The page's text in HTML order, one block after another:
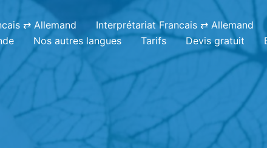
⇄ Allemand Interprétariat Francais ⇄ Allemand
Nos autres langues Tarifs Devis gratuit